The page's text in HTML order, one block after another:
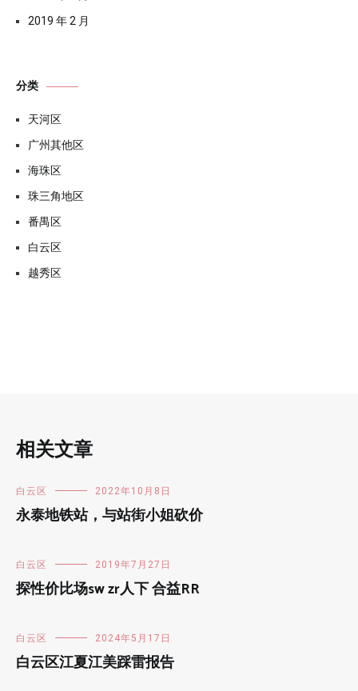
2019 年 2 月
分类
天河区
广州其他区
海珠区
珠三角地区
番禺区
白云区
越秀区
相关文章
白云区 2022年10月8日
永泰地铁站，与站街小姐砍价
白云区 2019年7月27日
探性价比场sw zr人下 合益RR
白云区 2024年5月17日
白云区江夏江美踩雷报告